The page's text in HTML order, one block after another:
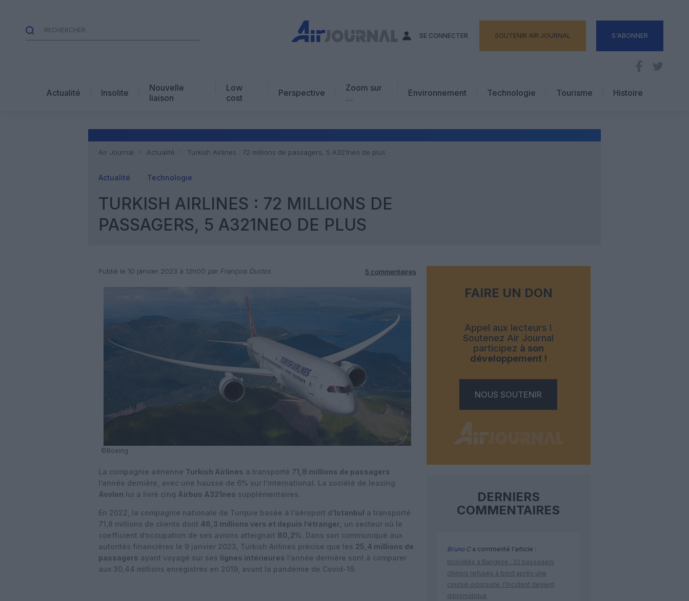
SE CONNECTER SOUTENIR AIR JOURNAL S'ABONNER
Actualité Insolite
Nouvelle
liaison
Low
cost
Perspective
Zoom sur
…
Avis d’expert
Environnement Technologie
Tourisme
Hôtellerie
Histoire
Air Journal Actualité Turkish Airlines : 72 millions de passagers, 5 A321neo de plus
Actualité Technologie
TURKISH AIRLINES : 72 MILLIONS DE
PASSAGERS, 5 A321NEO DE PLUS
Publié le 10 janvier 2023 à 12h00 par François Duclos 5 commentaires
©Boeing
La compagnie aérienne Turkish Airlines a transporté 71,8 millions de passagers
l’année dernière, avec une hausse de 6% sur l’international. La société de leasing
Avolon lui a livré cinq Airbus A321neo supplémentaires.
En 2022, la compagnie nationale de Turquie basée à l’aéroport d’Istanbul a transporté
71,8 millions de clients dont 46,3 millions vers et depuis l’étranger , un secteur où le
coefficient d’occupation de ses avions atteignait 80,2%. Dans son communiqué aux
autorités financières le 9 janvier 2023, Turkish Airlines précise que les 25,4 millions de
passagers ayant voyagé sur ses lignes intérieures l’année dernière sont à comparer
aux 30,44 millions enregistrés en 2019, avant la pandémie de Covid-19.
FAIRE UN DON
Appel aux lecteurs !
Soutenez Air Journal
participez à son
développement !
NOUS SOUTENIR
DERNIERS
COMMENTAIRES
Bruno Ca commenté l'article :
Incivilités à Bangkok : 22 passagers
chinois refusés à bord après une
course-poursuite, l’incident devient
diplomatique